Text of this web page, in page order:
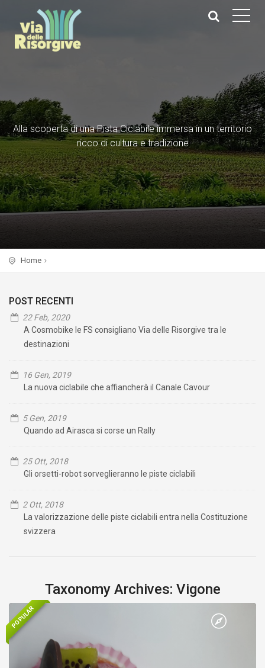
Alla scoperta di una Pista Ciclabile immersa in un territorio
ricco di cultura e tradizione
Home
POST RECENTI
22 Feb, 2020
A Cosmobike le FS consigliano Via delle Risorgive tra le
destinazioni
16 Gen, 2019
La nuova ciclabile che affiancherà il Canale Cavour
5 Gen, 2019
Quando ad Airasca si corse un Rally
25 Ott, 2018
Gli orsetti-robot sorveglieranno le piste ciclabili
2 Ott, 2018
La valorizzazione delle piste ciclabili entra nella Costituzione
svizzera
Taxonomy Archives: Vigone
POPULAR